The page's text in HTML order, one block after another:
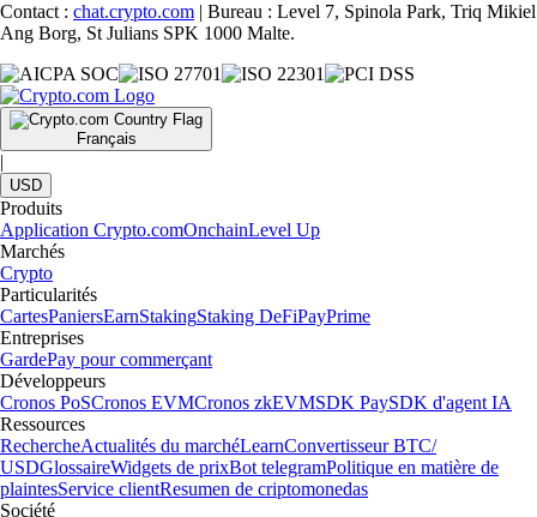
Contact : chat.crypto.com | Bureau : Level 7, Spinola Park, Triq Mikiel
Ang Borg, St Julians SPK 1000 Malte.
Français
|
USD
Produits
Application Crypto.comOnchainLevel Up
Marchés
Crypto
Particularités
CartesPaniersEarnStakingStaking DeFiPayPrime
Entreprises
GardePay pour commerçant
Développeurs
Cronos PoSCronos EVMCronos zkEVMSDK PaySDK d'agent IA
Ressources
RechercheActualités du marchéLearnConvertisseur BTC/
USDGlossaireWidgets de prixBot telegramPolitique en matière de
plaintesService clientResumen de criptomonedas
Société